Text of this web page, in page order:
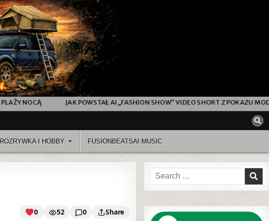
JAK POWSTAŁ AI „FASHION SHOW” VIDEO SHORT Z POKAZU MODY (OD
ROZRYWKA I HOBBY FUSIONBEATSAI MUSIC
0 52 0 Share
Search
for: